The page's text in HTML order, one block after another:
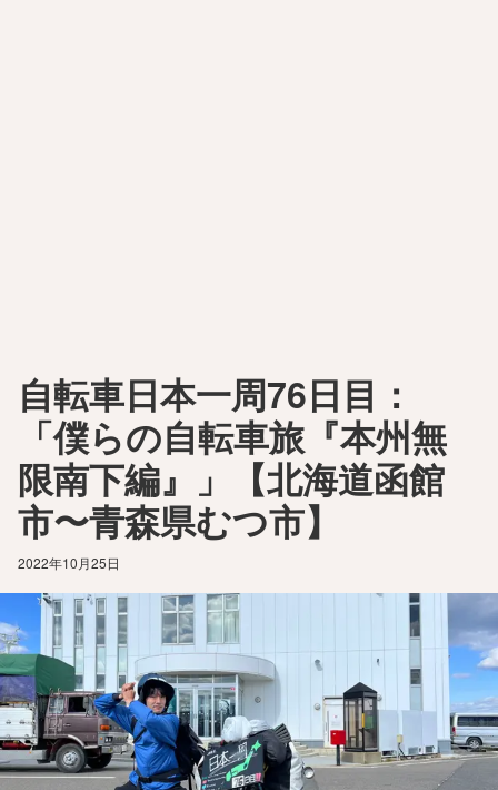
自転車日本一周76日目：
「僕らの自転車旅『本州無
限南下編』」【北海道函館
市〜青森県むつ市】
2022年10月25日